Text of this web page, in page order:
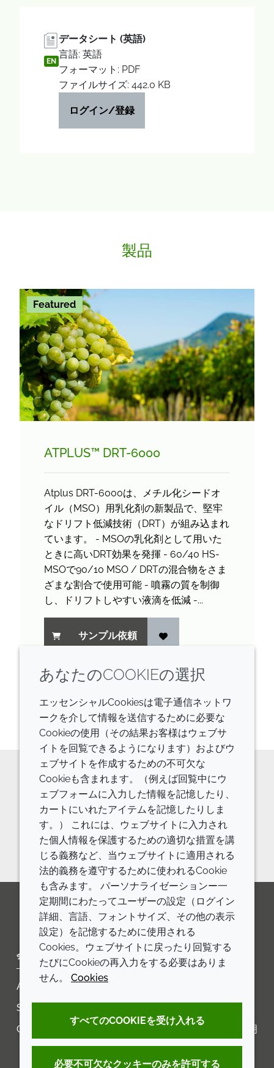
EN
データシート (英語)
言語: 英語
フォーマット: PDF
ファイルサイズ: 442.0 KB
ログイン/登録
製品
Featured
ATPLUS™ DRT-6000
Atplus DRT-6000は、メチル化シードオ
イル（MSO）用乳化剤の新製品で、堅牢
なドリフト低減技術（DRT）が組み込まれ
ています。 - MSOの乳化剤として用いた
ときに高いDRT効果を発揮 - 60/40 HS-
MSOで90/10 MSO / DRTの混合物をさま
ざまな割合で使用可能 - 噴霧の質を制御
し、ドリフトしやすい液滴を低減 -...
サンプル依頼
1の1を表示しています
原料の詳細やご相談などはお気軽に
お問い合わせください。
お問い合わせフォーム
LinkedInYoutubeLine
会社
Annual Report
Sustainability Report
Croda.com
LEGAL
アクセシビリティに関する声明
あなたのCOOKIEの選択
エッセンシャルCookiesは電子通信ネットワ
ークを介して情報を送信するために必要な
Cookieの使用（その結果お客様はウェブサ
イトを回覧できるようになります）およびウ
ェブサイトを作成するための不可欠な
Cookieも含まれます。（例えば回覧中にウ
ェブフォームに入力した情報を記憶したり、
カートにいれたアイテムを記憶したりしま
す。） これには、ウェブサイトに入力され
た個人情報を保護するための適切な措置を講
じる義務など、当ウェブサイトに適用される
法的義務を遵守するために使われるCookie
も含みます。 パーソナライゼーションー一
定期間にわたってユーザーの設定（ログイン
詳細、言語、フォントサイズ、その他の表示
設定）を記憶するために使用される
Cookies。ウェブサイトに戻ったり回覧する
たびにCookieの再入力をする必要はありま
せん。 Cookies
すべてのCOOKIEを受け入れる
必要不可欠なクッキーのみを許可する